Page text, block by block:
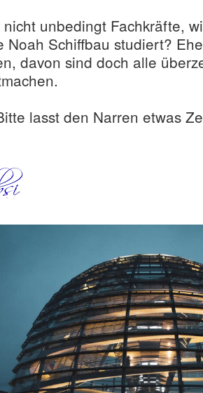
unbedingt Fachkräfte,
Noah Schiffbau studiert?
davon sind doch alle
lasst den Narren etwas